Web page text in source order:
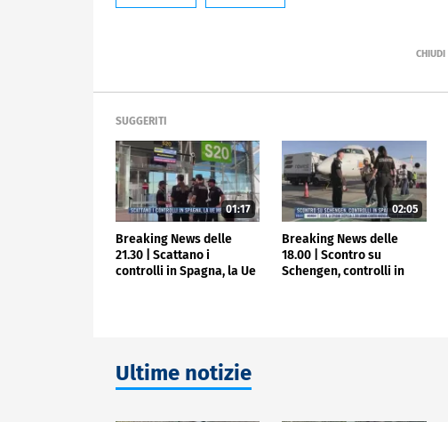
SUGGERITI
01:17
Breaking News delle
21.30 | Scattano i
controlli in Spagna, la Ue
02:05
Breaking News delle
18.00 | Scontro su
Schengen, controlli in
Ultime notizie